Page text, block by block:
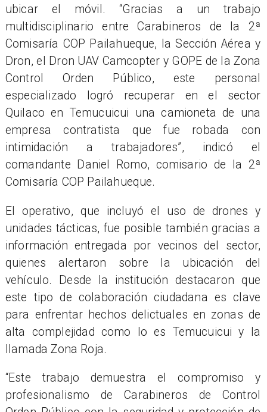
ubicar el móvil. “Gracias a un trabajo
multidisciplinario entre Carabineros de la 2ª
Comisaría COP Pailahueque, la Sección Aérea y
Dron, el Dron UAV Camcopter y GOPE de la Zona
Control Orden Público, este personal
especializado logró recuperar en el sector
Quilaco en Temucuicui una camioneta de una
empresa contratista que fue robada con
intimidación a trabajadores”, indicó el
comandante Daniel Romo, comisario de la 2ª
Comisaría COP Pailahueque.
El operativo, que incluyó el uso de drones y
unidades tácticas, fue posible también gracias a
información entregada por vecinos del sector,
quienes alertaron sobre la ubicación del
vehículo. Desde la institución destacaron que
este tipo de colaboración ciudadana es clave
para enfrentar hechos delictuales en zonas de
alta complejidad como lo es Temucuicui y la
llamada Zona Roja.
“Este trabajo demuestra el compromiso y
profesionalismo de Carabineros de Control